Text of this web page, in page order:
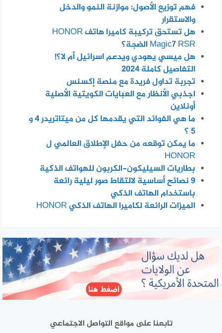
فهم توزيع الأصول: موازنة النمو والدخل
والاستقرار
هل تستحق تركيبة كاميرا هاتف HONOR
Magic7 RSR الضجة؟
هل ميسي يهودي ويدعم اسرائيل أم لا؟!
التفاصيل كاملة 2024
تجربة تداول فريدة مع منصة إكسنس
اجذبي الأنظار مع العبايات الكويتية الأصلية
أونلاين
ما هي الفوائد التي يقدمها كل من ميتاتريدر 4 و
5 ؟
ما يمكن توقعه من حفل الإطلاق العالمي ل
HONOR
بطاريات السيليكون-الكربون للهواتف الذكية
٩ نصائح أساسية لالتقاط صور ليلية رائعة
باستخدام الهاتف الذكي
الميزات الرائعة لكاميرا الهاتف الذكي HONOR
تابعنا على مواقع التواصل الاجتماعي